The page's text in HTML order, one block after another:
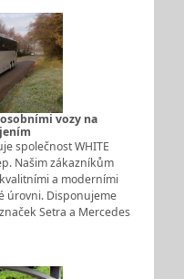
vozy na
společnost WHITE
Našim zákazníkům
a moderními
úrovni. Disponujeme
Setra a Mercedes